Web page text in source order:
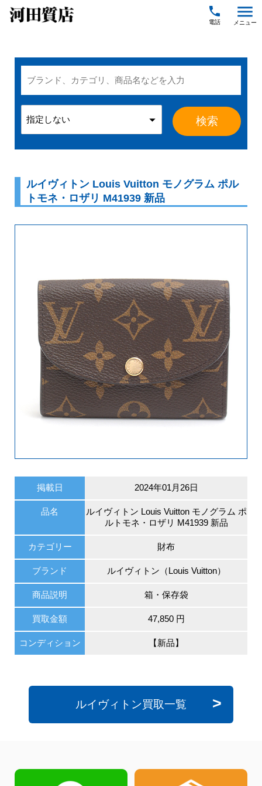
local_phone menu
ルイヴィトン Louis Vuitton モノグラム ポル
トモネ・ロザリ M41939 新品
掲載日 2024年01月26日
品名
ルイヴィトン Louis Vuitton モノグラム ポ
ルトモネ・ロザリ M41939 新品
カテゴリー 財布
ブランド ルイヴィトン（Louis Vuitton）
商品説明 箱・保存袋
買取金額 47,850 円
コンディション 【新品】
ルイヴィトン買取一覧